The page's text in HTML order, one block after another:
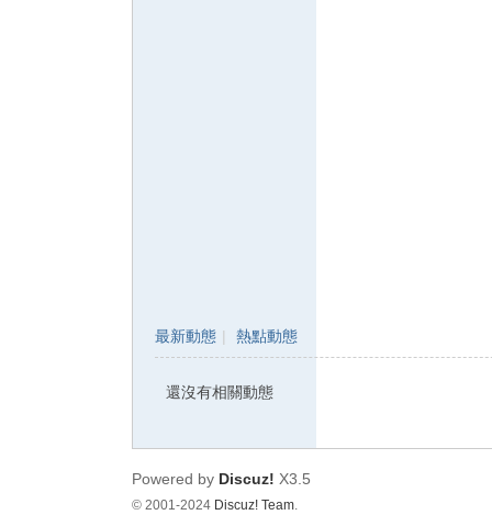
最新動態 | 熱點動態
還沒有相關動態
Powered by Discuz! X3.5
© 2001-2024 Discuz! Team.